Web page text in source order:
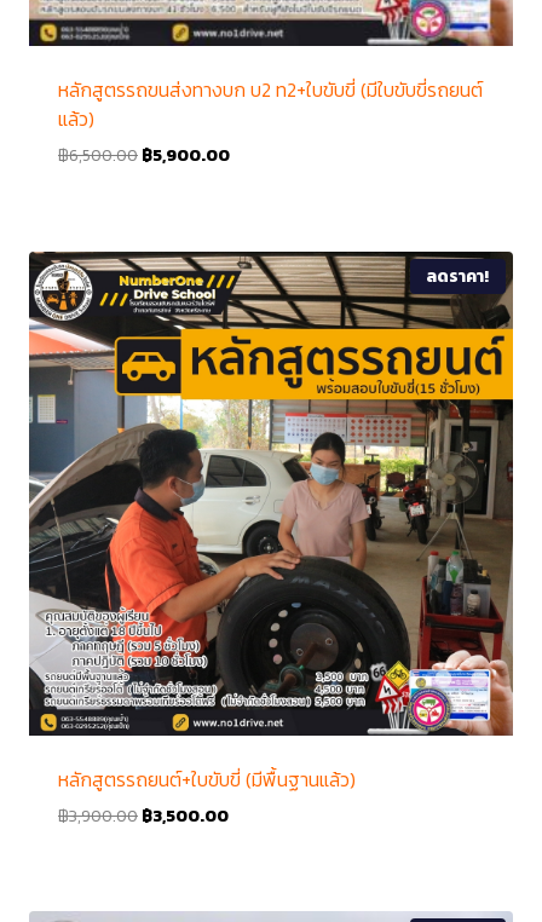
หลักสูตรรถขนส่งทางบก บ2 ท2+ใบขับขี่ (มีใบขับขี่รถยนต์
แล้ว)
฿6,500.00 ฿5,900.00
ลดราคา!
หลักสูตรรถยนต์+ใบขับขี่ (มีพื้นฐานแล้ว)
฿3,900.00 ฿3,500.00